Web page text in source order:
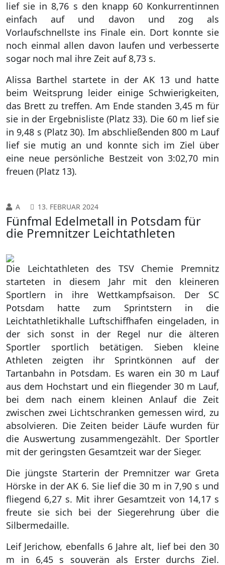
lief sie in 8,76 s den knapp 60 Konkurrentinnen
einfach auf und davon und zog als
Vorlaufschnellste ins Finale ein. Dort konnte sie
noch einmal allen davon laufen und verbesserte
sogar noch mal ihre Zeit auf 8,73 s.
Alissa Barthel startete in der AK 13 und hatte
beim Weitsprung leider einige Schwierigkeiten,
das Brett zu treffen. Am Ende standen 3,45 m für
sie in der Ergebnisliste (Platz 33). Die 60 m lief sie
in 9,48 s (Platz 30). Im abschließenden 800 m Lauf
lief sie mutig an und konnte sich im Ziel über
eine neue persönliche Bestzeit von 3:02,70 min
freuen (Platz 13).
A 13. FEBRUAR 2024
Fünfmal Edelmetall in Potsdam für
die Premnitzer Leichtathleten
Die Leichtathleten des TSV Chemie Premnitz
starteten in diesem Jahr mit den kleineren
Sportlern in ihre Wettkampfsaison. Der SC
Potsdam hatte zum Sprintstern in die
Leichtathletikhalle Luftschiffhafen eingeladen, in
der sich sonst in der Regel nur die älteren
Sportler sportlich betätigen. Sieben kleine
Athleten zeigten ihr Sprintkönnen auf der
Tartanbahn in Potsdam. Es waren ein 30 m Lauf
aus dem Hochstart und ein fliegender 30 m Lauf,
bei dem nach einem kleinen Anlauf die Zeit
zwischen zwei Lichtschranken gemessen wird, zu
absolvieren. Die Zeiten beider Läufe wurden für
die Auswertung zusammengezählt. Der Sportler
mit der geringsten Gesamtzeit war der Sieger.
Die jüngste Starterin der Premnitzer war Greta
Hörske in der AK 6. Sie lief die 30 m in 7,90 s und
fliegend 6,27 s. Mit ihrer Gesamtzeit von 14,17 s
freute sie sich bei der Siegerehrung über die
Silbermedaille.
Leif Jerichow, ebenfalls 6 Jahre alt, lief bei den 30
m in 6,45 s souverän als Erster durchs Ziel.